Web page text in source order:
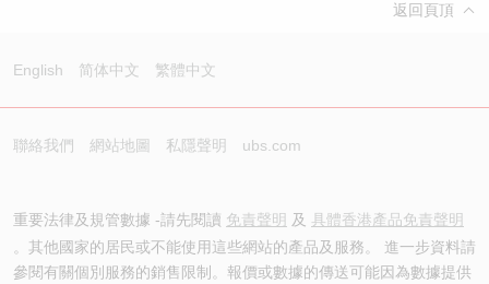
返回頁頂
English 简体中文 繁體中文
聯絡我們 網站地圖 私隱聲明 ubs.com
重要法律及規管數據 -請先閱讀 免責聲明 及 具體香港產品免責聲明
。其他國家的居民或不能使用這些網站的產品及服務。 進一步資料請
參閱有關個別服務的銷售限制。報價或數據的傳送可能因為數據提供